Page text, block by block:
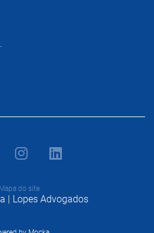
Mapa do site
| Lopes Advogados